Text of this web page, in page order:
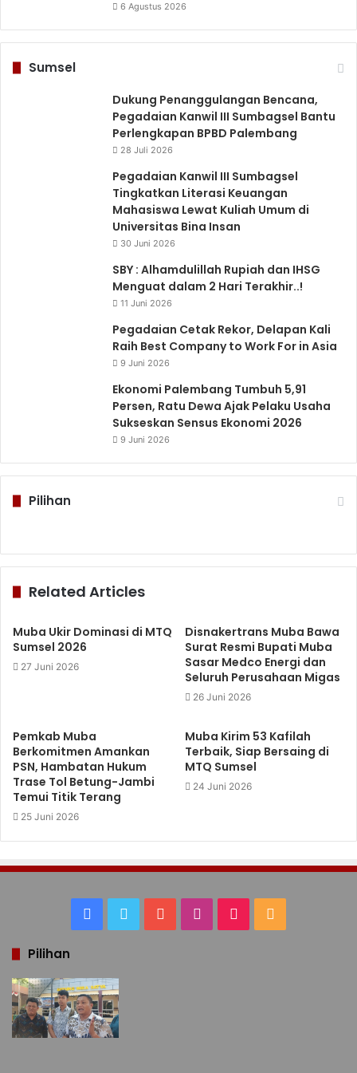
6 Agustus 2026
Sumsel
Dukung Penanggulangan Bencana,
Pegadaian Kanwil III Sumbagsel Bantu
Perlengkapan BPBD Palembang
28 Juli 2026
Pegadaian Kanwil III Sumbagsel
Tingkatkan Literasi Keuangan
Mahasiswa Lewat Kuliah Umum di
Universitas Bina Insan
30 Juni 2026
SBY : Alhamdulillah Rupiah dan IHSG
Menguat dalam 2 Hari Terakhir..!
11 Juni 2026
Pegadaian Cetak Rekor, Delapan Kali
Raih Best Company to Work For in Asia
9 Juni 2026
Ekonomi Palembang Tumbuh 5,91
Persen, Ratu Dewa Ajak Pelaku Usaha
Sukseskan Sensus Ekonomi 2026
9 Juni 2026
Pilihan
Related Articles
Muba Ukir Dominasi di MTQ
Sumsel 2026
27 Juni 2026
Disnakertrans Muba Bawa
Surat Resmi Bupati Muba
Sasar Medco Energi dan
Seluruh Perusahaan Migas
26 Juni 2026
Pemkab Muba
Berkomitmen Amankan
PSN, Hambatan Hukum
Trase Tol Betung-Jambi
Temui Titik Terang
25 Juni 2026
Muba Kirim 53 Kafilah
Terbaik, Siap Bersaing di
MTQ Sumsel
24 Juni 2026
Facebook
Twitter YouTubeInstagram
TikTok
Pilihan